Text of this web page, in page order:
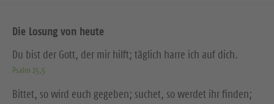
Die Losung von heute
Du bist der Gott, der mir hilft; täglich harre ich auf dich.
Psalm 25,5
Bittet, so wird euch gegeben; suchet, so werdet ihr finden;